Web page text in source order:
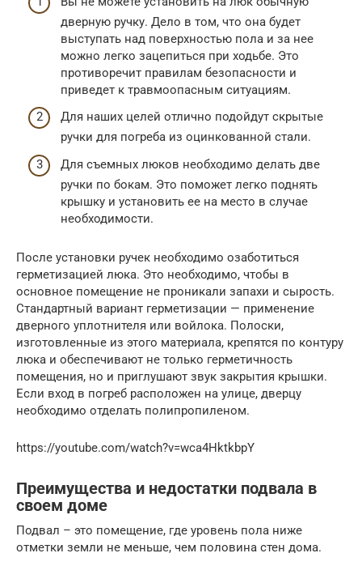
дверную ручку. Дело в том, что она будет
выступать над поверхностью пола и за нее
можно легко зацепиться при ходьбе. Это
противоречит правилам безопасности и
приведет к травмоопасным ситуациям.
Для наших целей отлично подойдут скрытые
ручки для погреба из оцинкованной стали.
Для съемных люков необходимо делать две
ручки по бокам. Это поможет легко поднять
крышку и установить ее на место в случае
необходимости.
После установки ручек необходимо озаботиться
герметизацией люка. Это необходимо, чтобы в
основное помещение не проникали запахи и сырость.
Стандартный вариант герметизации — применение
дверного уплотнителя или войлока. Полоски,
изготовленные из этого материала, крепятся по контуру
люка и обеспечивают не только герметичность
помещения, но и приглушают звук закрытия крышки.
Если вход в погреб расположен на улице, дверцу
необходимо отделать полипропиленом.
https://youtube.com/watch?v=wca4HktkbpY
Преимущества и недостатки подвала в
своем доме
Подвал – это помещение, где уровень пола ниже
отметки земли не меньше, чем половина стен дома.